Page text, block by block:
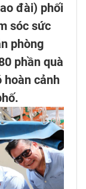
đài) phối
sóc sức
phòng
phần quà
cảnh